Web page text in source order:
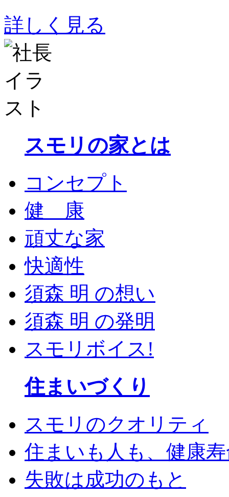
詳しく見る
スモリの家とは
コンセプト
健 康
頑丈な家
快適性
須森 明 の想い
須森 明 の発明
スモリボイス!
住まいづくり
スモリのクオリティ
住まいも人も、健康
失敗は成功のもと